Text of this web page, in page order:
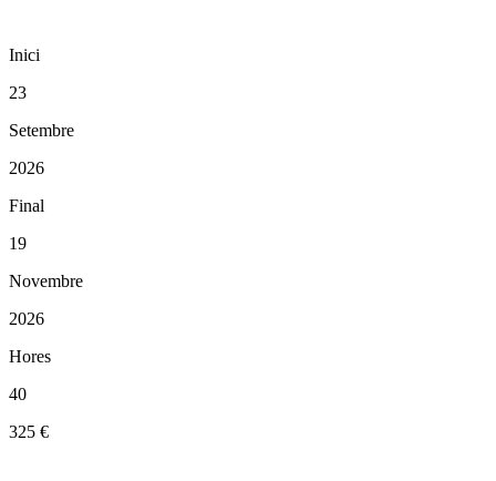
Inici
23
Setembre
2026
Final
19
Novembre
2026
Hores
40
325 €